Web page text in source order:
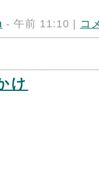
- 午前 11:10 | コ
け